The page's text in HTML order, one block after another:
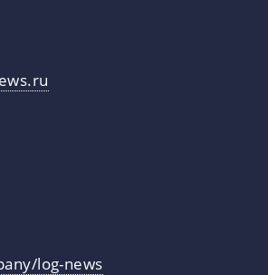
log-news